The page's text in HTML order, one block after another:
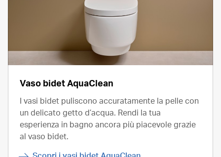
Vaso bidet AquaClean
I vasi bidet puliscono accuratamente la pelle con
un delicato getto d’acqua. Rendi la tua
esperienza in bagno ancora più piacevole grazie
al vaso bidet.